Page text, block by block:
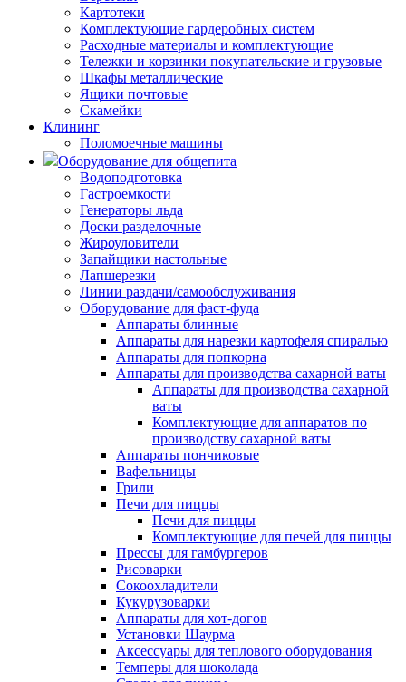
Картотеки
Комплектующие гардеробных систем
Расходные материалы и комплектующие
Тележки и корзинки покупательские и грузовые
Шкафы металлические
Ящики почтовые
Скамейки
Клининг
Поломоечные машины
Оборудование для общепита
Водоподготовка
Гастроемкости
Генераторы льда
Доски разделочные
Жироуловители
Запайщики настольные
Лапшерезки
Линии раздачи/самообслуживания
Оборудование для фаст-фуда
Аппараты блинные
Аппараты для нарезки картофеля спиралью
Аппараты для попкорна
Аппараты для производства сахарной ваты
Аппараты для производства сахарной
ваты
Комплектующие для аппаратов по
производству сахарной ваты
Аппараты пончиковые
Вафельницы
Грили
Печи для пиццы
Печи для пиццы
Комплектующие для печей для пиццы
Прессы для гамбургеров
Рисоварки
Сокоохладители
Кукурузоварки
Аппараты для хот-догов
Установки Шаурма
Аксессуары для теплового оборудования
Темперы для шоколада